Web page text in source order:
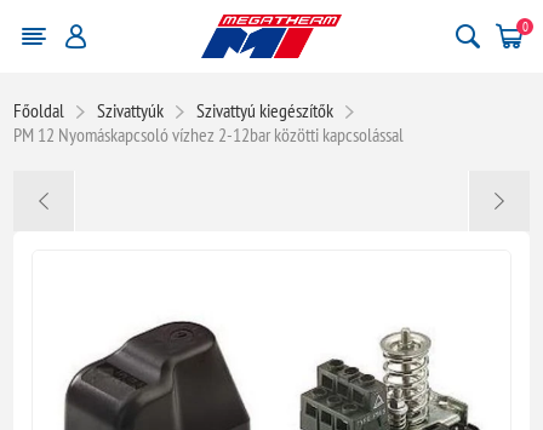
0
Főoldal Szivattyúk
Szivattyú kiegészítők
PM 12 Nyomáskapcsoló vízhez 2-12bar közötti kapcsolással